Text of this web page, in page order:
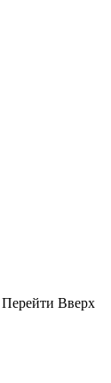
Перейти Вверх